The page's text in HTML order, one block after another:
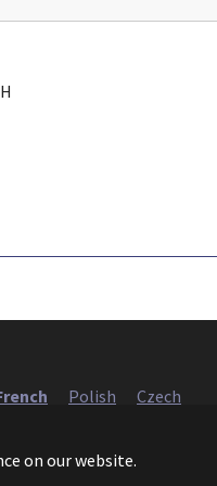
on our website.
Polish
Czech